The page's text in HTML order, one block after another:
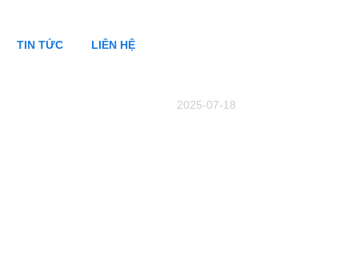
TIN TỨC LIÊN HỆ
2025-07-18